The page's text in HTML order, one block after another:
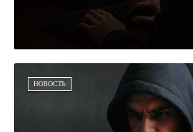
НОВОСТЬ